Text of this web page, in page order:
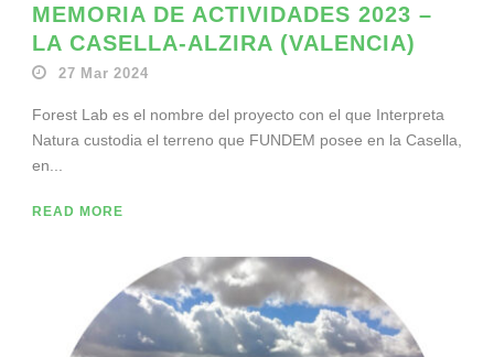
MEMORIA DE ACTIVIDADES 2023 –
LA CASELLA-ALZIRA (VALENCIA)
27 Mar 2024
Forest Lab es el nombre del proyecto con el que Interpreta
Natura custodia el terreno que FUNDEM posee en la Casella,
en...
READ MORE